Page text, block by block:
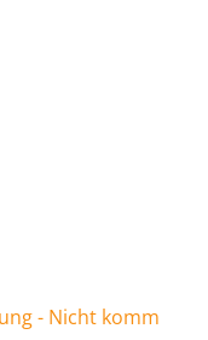
- Nicht komm